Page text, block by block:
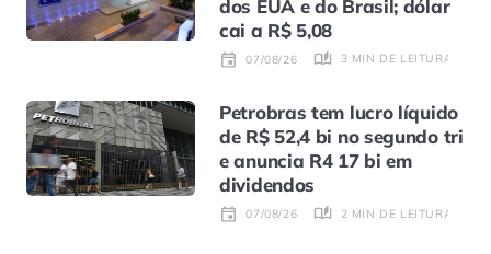
dos EUA e do Brasil; dólar
cai a R$ 5,08
07/08/26 3 MIN DE LEITURA
Petrobras tem lucro líquido
de R$ 52,4 bi no segundo tri
e anuncia R4 17 bi em
dividendos
07/08/26 2 MIN DE LEITURA